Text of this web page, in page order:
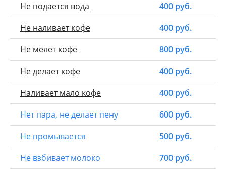
Не подается вода
400 руб.
Не наливает кофе
400 руб.
Не мелет кофе
800 руб.
Не делает кофе
400 руб.
Наливает мало кофе
400 руб.
Нет пара, не делает пену
600 руб.
Не промывается
500 руб.
Не взбивает молоко
700 руб.